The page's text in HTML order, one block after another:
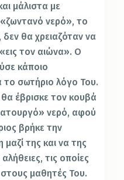
μάλιστα με
νερό», το
θα χρειαζόταν να
τον αιώνα». Ο
κάποιο
σωτήριο λόγο Του.
έβρισκε τον κουβά
νερό, αφού
βρήκε την
μαζί της και να της
τις οποίες
μαθητές Του.